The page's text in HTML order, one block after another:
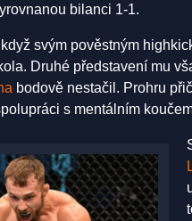
bilanci 1-1.
svým pověstným
Druhé představení mu
bodově nestačil. Prohru
s mentálním